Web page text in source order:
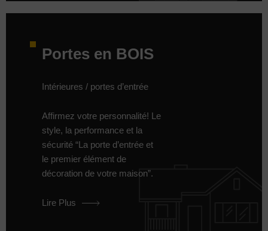
Portes en BOIS
Intérieures / portes d’entrée
Affirmez votre personnalité! Le
style, la performance et la
sécurité “La porte d’entrée et
le premier élément de
décoration de votre maison”.
Lire Plus